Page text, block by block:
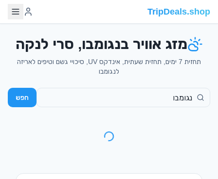
TripDeals.shop
מזג אוויר בנגומבו, סרי לנקה
תחזית 7 ימים, תחזית שעתית, אינדקס UV, סיכויי גשם וטיפים לאריזה
לנגומבו
חפש
כלים שימושיים נוספים
מי צריך ויזה ואיך
טיסות זולות מישראל